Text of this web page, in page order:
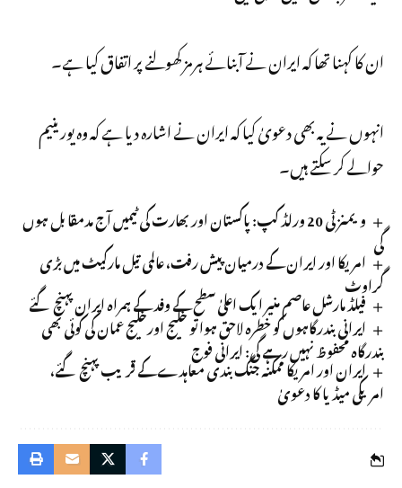
ان کا کہنا تھا کہ ایران نے آبنائے ہرمز کھولنے پر اتفاق کیا ہے۔
انہوں نے یہ بھی دعویٰ کیا کہ ایران نے اشارہ دیا ہے کہ وہ یورینیم
حوالے کر سکتے ہیں۔
ویمنز ٹی 20 ورلڈ کپ: پاکستان اور بھارت کی ٹیمیں آج مدمقابل ہوں
گی
امریکا اور ایران کے درمیان پیش رفت، عالمی تیل مارکیٹ میں بڑی
گراوٹ
فیلڈ مارشل عاصم منیر ایک اعلیٰ سطح کے وفد کے ہمراہ ایران پہنچ گئے
ایرانی بندرگاہوں کو خطرہ لاحق ہوا تو خلیج اورخلیج عمان کی کوئی بھی
بندرگاہ محفوظ نہیں رہے گی: ایرانی فوج
ایران اور امریکا ممکنہ جنگ بندی معاہدے کے قریب پہنچ گئے،
امریکی میڈیا کا دعویٰ